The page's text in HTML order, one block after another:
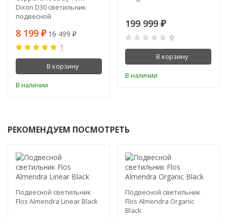
Dixon D30 светильник
подвесной
8 199 ₽ 16 499 ₽
1
В корзину
В наличии
199 999 ₽
0
В корзину
В наличии
РЕКОМЕНДУЕМ ПОСМОТРЕТЬ
Подвесной светильник
Flos Almendra Linear Black
Подвесной светильник
Flos Almendra Organic
Black